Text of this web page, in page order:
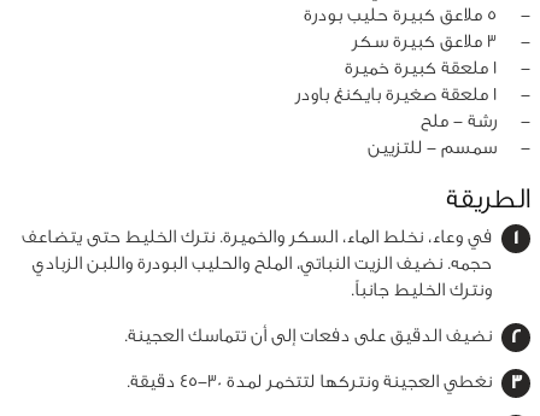
‏-
5 ملاعق كبيرة حليب بودرة
‏-
3 ملاعق كبيرة سكر
‏-
1 ملعقة كبيرة خميرة
‏-
1 ملعقة صغيرة بايكنغ باودر
‏-
رشة - ملح
‏-
سمسم - للتزيين
الطريقة
في وعاء، نخلط الماء، السكر والخميرة. نترك الخليط حتى يتضاعف
حجمه. نضيف الزيت النباتي، الملح والحليب البودرة واللبن الزبادي
ونترك الخليط جانباً.
نضيف الدقيق على دفعات إلى أن تتماسك العجينة.
نغطي العجينة ونتركها لتتخمر لمدة 30-45 دقيقة.